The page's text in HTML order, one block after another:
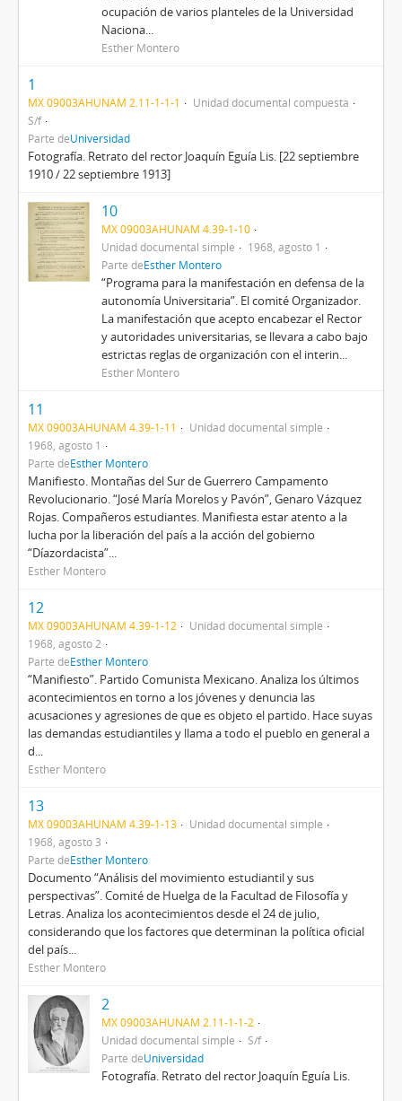
ocupación de varios planteles de la Universidad
Naciona...
Esther Montero
1
MX 09003AHUNAM 2.11-1-1-1
Unidad documental compuesta
S/f
Parte deUniversidad
Fotografía. Retrato del rector Joaquín Eguía Lis. [22 septiembre
1910 / 22 septiembre 1913]
10
MX 09003AHUNAM 4.39-1-10
Unidad documental simple
1968, agosto 1
Parte deEsther Montero
“Programa para la manifestación en defensa de la
autonomía Universitaria”. El comité Organizador.
La manifestación que acepto encabezar el Rector
y autoridades universitarias, se llevara a cabo bajo
estrictas reglas de organización con el interin...
Esther Montero
11
MX 09003AHUNAM 4.39-1-11
Unidad documental simple
1968, agosto 1
Parte deEsther Montero
Manifiesto. Montañas del Sur de Guerrero Campamento
Revolucionario. “José María Morelos y Pavón”, Genaro Vázquez
Rojas. Compañeros estudiantes. Manifiesta estar atento a la
lucha por la liberación del país a la acción del gobierno
“Díazordacista”...
Esther Montero
12
MX 09003AHUNAM 4.39-1-12
Unidad documental simple
1968, agosto 2
Parte deEsther Montero
“Manifiesto”. Partido Comunista Mexicano. Analiza los últimos
acontecimientos en torno a los jóvenes y denuncia las
acusaciones y agresiones de que es objeto el partido. Hace suyas
las demandas estudiantiles y llama a todo el pueblo en general a
d...
Esther Montero
13
MX 09003AHUNAM 4.39-1-13
Unidad documental simple
1968, agosto 3
Parte deEsther Montero
Documento “Análisis del movimiento estudiantil y sus
perspectivas”. Comité de Huelga de la Facultad de Filosofía y
Letras. Analiza los acontecimientos desde el 24 de julio,
considerando que los factores que determinan la política oficial
del país...
Esther Montero
2
MX 09003AHUNAM 2.11-1-1-2
Unidad documental simple
S/f
Parte deUniversidad
Fotografía. Retrato del rector Joaquín Eguía Lis.